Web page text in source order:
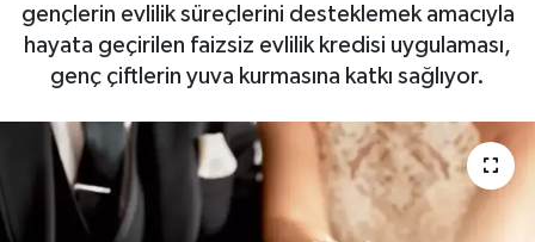
gençlerin evlilik süreçlerini desteklemek amacıyla
hayata geçirilen faizsiz evlilik kredisi uygulaması,
genç çiftlerin yuva kurmasına katkı sağlıyor.
HABER
LOJİSTİK
MAGAZİN
OTO DETAY
Tüm Manşetler
Son Dakika Haberleri
Haber Arşivi